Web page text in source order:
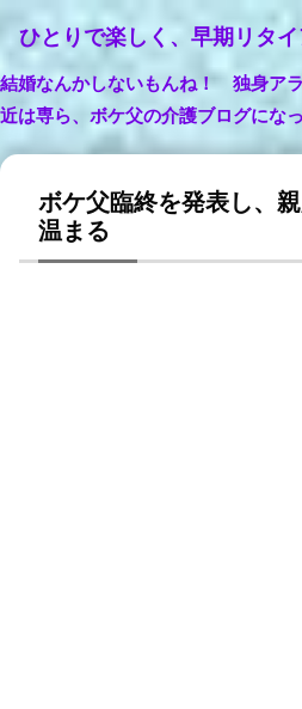
ひとりで楽しく、早期リタ
結婚なんかしないもんね！ 独身ア
近は専ら、ボケ父の介護ブログにな
ボケ父臨終を発表し、
温まる